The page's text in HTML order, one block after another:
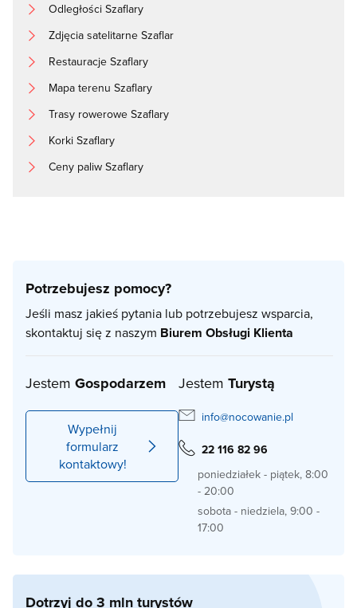
Odległości Szaflary
Zdjęcia satelitarne Szaflar
Restauracje Szaflary
Mapa terenu Szaflary
Trasy rowerowe Szaflary
Korki Szaflary
Ceny paliw Szaflary
Potrzebujesz pomocy?
Jeśli masz jakieś pytania lub potrzebujesz wsparcia,
skontaktuj się z naszym Biurem Obsługi Klienta
Jestem Gospodarzem
Wypełnij
formularz
kontaktowy!
Jestem Turystą
info@nocowanie.pl
22 116 82 96
poniedziałek - piątek, 8:00
- 20:00
sobota - niedziela, 9:00 -
17:00
Dotrzyj do 3 mln turystów